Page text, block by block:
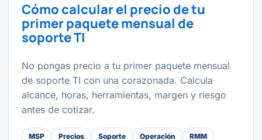
Cómo calcular el precio de tu
primer paquete mensual de
soporte TI
No pongas precio a tu primer paquete mensual
de soporte TI con una corazonada. Calcula
alcance, horas, herramientas, margen y riesgo
antes de cotizar.
MSP Precios Soporte Operación
RMM